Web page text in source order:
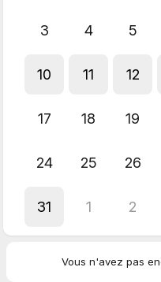
3 4 5
10 11 12
17 18 19
24 25 26
31 1 2
Vous n'avez pas